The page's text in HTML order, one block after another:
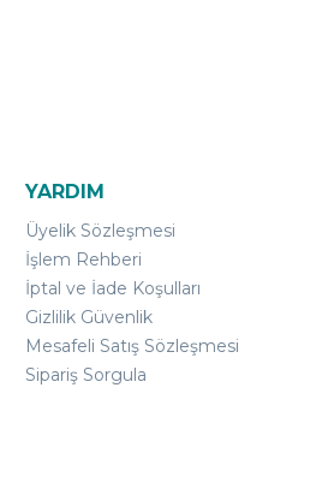
YARDIM
Üyelik Sözleşmesi
İşlem Rehberi
İptal ve İade Koşulları
Gizlilik Güvenlik
Mesafeli Satış Sözleşmesi
Sipariş Sorgula